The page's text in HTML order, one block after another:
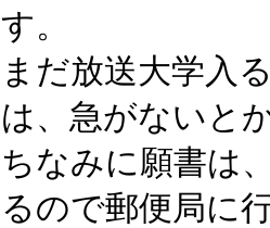
す。
まだ放送大学入
は、急がないと
ちなみに願書は
るので郵便局に